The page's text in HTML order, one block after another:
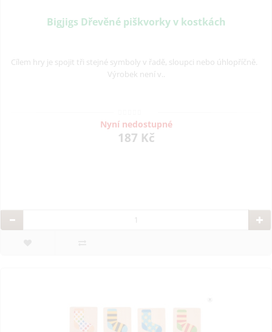
Bigjigs Dřevěné piškvorky v kostkách
Cílem hry je spojit tři stejné symboly v řadě, sloupci nebo úhlopříčně.
Výrobek není v..
Nyní nedostupné
187 Kč